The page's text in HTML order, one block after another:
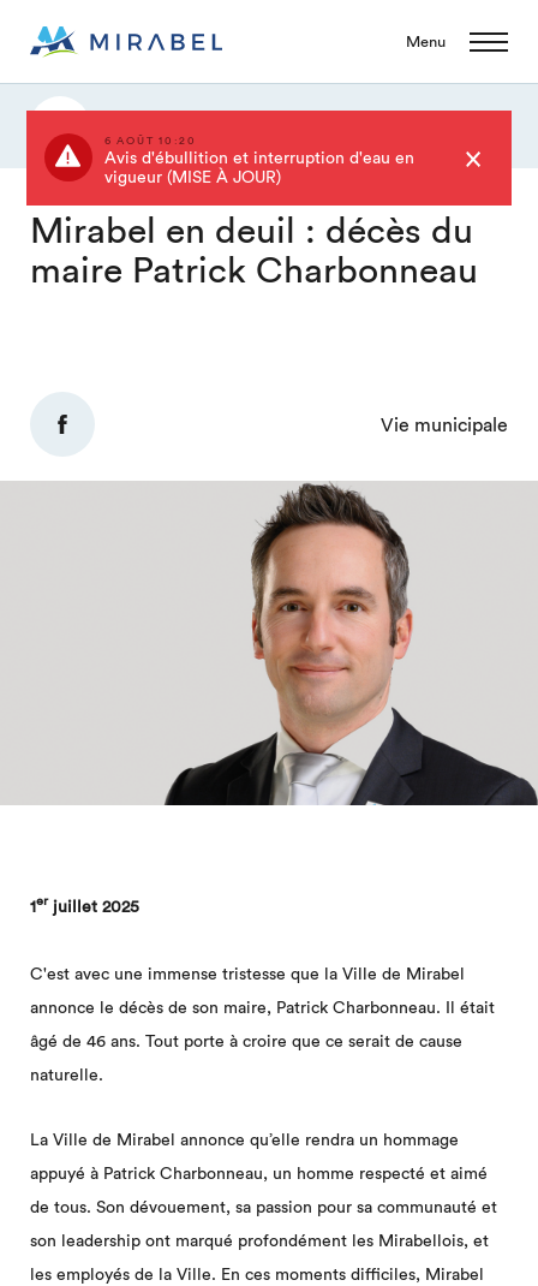
Menu
6 AOÛT 10:20
Avis d'ébullition et interruption d'eau en
vigueur (MISE À JOUR)
Mirabel en deuil : décès du
maire Patrick Charbonneau
Vie municipale
1erjuillet 2025
C'est avec une immense tristesse que la Ville de Mirabel
annonce le décès de son maire, Patrick Charbonneau. Il était
âgé de 46 ans. Tout porte à croire que ce serait de cause
naturelle.
La Ville de Mirabel annonce qu’elle rendra un hommage
appuyé à Patrick Charbonneau, un homme respecté et aimé
de tous. Son dévouement, sa passion pour sa communauté et
son leadership ont marqué profondément les Mirabellois, et
les employés de la Ville. En ces moments difficiles, Mirabel